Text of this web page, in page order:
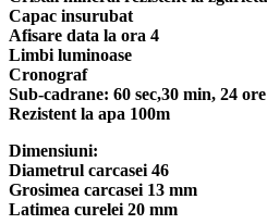
Capac insurubat
Afisare data la ora 4
Limbi luminoase
Cronograf
Sub-cadrane: 60 sec,30 min, 24 ore
Rezistent la apa 100m
Dimensiuni:
Diametrul carcasei 46
Grosimea carcasei 13 mm
Latimea curelei 20 mm